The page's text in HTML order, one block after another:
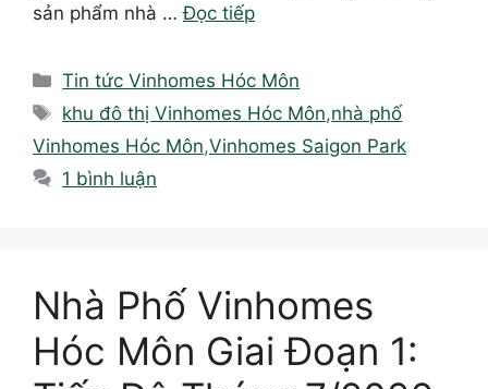
sản phẩm nhà …Đọc tiếp
Danh
mục
Tin tức Vinhomes Hóc Môn
Thẻ
khu đô thị Vinhomes Hóc Môn,nhà phố
Vinhomes Hóc Môn,Vinhomes Saigon Park
1 bình luận
Nhà Phố Vinhomes
Hóc Môn Giai Đoạn 1: